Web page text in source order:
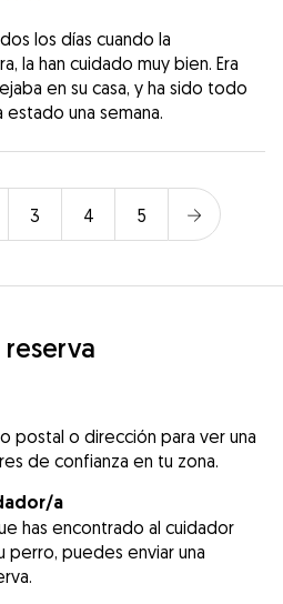
los días cuando la
la han cuidado muy bien. Era
en su casa, y ha sido todo
una semana.
3 4 5
postal o dirección para ver una
de confianza en tu zona.
a
has encontrado al cuidador
puedes enviar una